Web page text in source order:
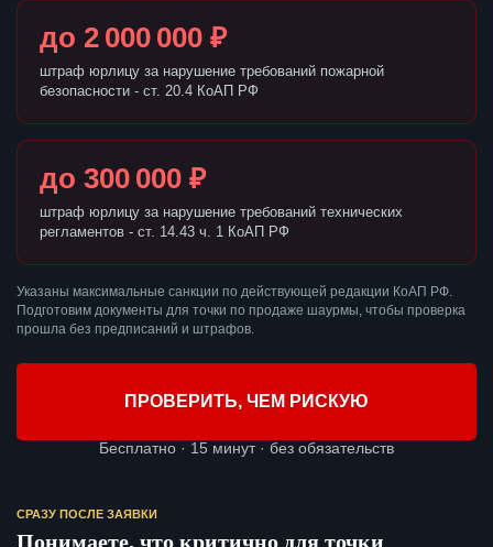
до 2 000 000 ₽
штраф юрлицу за нарушение требований пожарной
безопасности - ст. 20.4 КоАП РФ
до 300 000 ₽
штраф юрлицу за нарушение требований технических
регламентов - ст. 14.43 ч. 1 КоАП РФ
Указаны максимальные санкции по действующей редакции КоАП РФ.
Подготовим документы для точки по продаже шаурмы, чтобы проверка
прошла без предписаний и штрафов.
ПРОВЕРИТЬ, ЧЕМ РИСКУЮ
Бесплатно · 15 минут · без обязательств
СРАЗУ ПОСЛЕ ЗАЯВКИ